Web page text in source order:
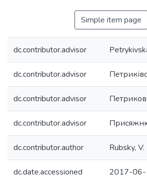
Simple item page
dc.contributor.advisor
dc.contributor.advisor
dc.contributor.advisor
dc.contributor.advisor
dc.contributor.author Rubsky, V.
dc.date.accessioned 2017-06-